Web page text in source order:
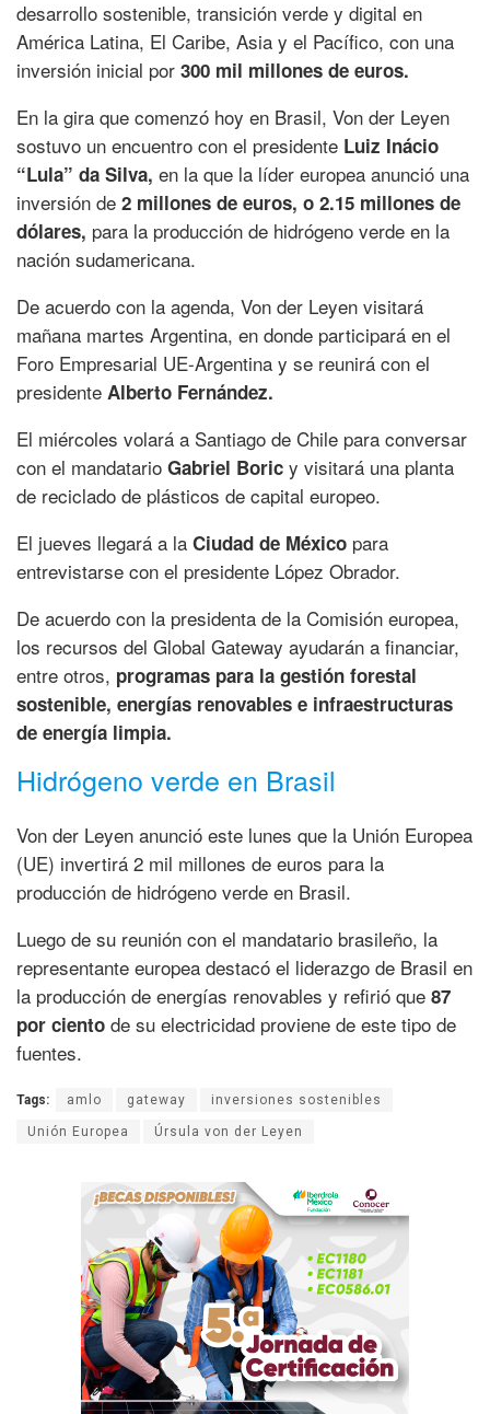
desarrollo sostenible, transición verde y digital en
América Latina, El Caribe, Asia y el Pacífico, con una
inversión inicial por 300 mil millones de euros.
En la gira que comenzó hoy en Brasil, Von der Leyen
sostuvo un encuentro con el presidente Luiz Inácio
“Lula” da Silva, en la que la líder europea anunció una
inversión de 2 millones de euros, o 2.15 millones de
dólares, para la producción de hidrógeno verde en la
nación sudamericana.
De acuerdo con la agenda, Von der Leyen visitará
mañana martes Argentina, en donde participará en el
Foro Empresarial UE-Argentina y se reunirá con el
presidente Alberto Fernández.
El miércoles volará a Santiago de Chile para conversar
con el mandatario Gabriel Boric y visitará una planta
de reciclado de plásticos de capital europeo.
El jueves llegará a la Ciudad de México para
entrevistarse con el presidente López Obrador.
De acuerdo con la presidenta de la Comisión europea,
los recursos del Global Gateway ayudarán a financiar,
entre otros, programas para la gestión forestal
sostenible, energías renovables e infraestructuras
de energía limpia.
Hidrógeno verde en Brasil
Von der Leyen anunció este lunes que la Unión Europea
(UE) invertirá 2 mil millones de euros para la
producción de hidrógeno verde en Brasil.
Luego de su reunión con el mandatario brasileño, la
representante europea destacó el liderazgo de Brasil en
la producción de energías renovables y refirió que 87
por ciento de su electricidad proviene de este tipo de
fuentes.
Tags: amlo gateway inversiones sostenibles
Unión Europea Úrsula von der Leyen